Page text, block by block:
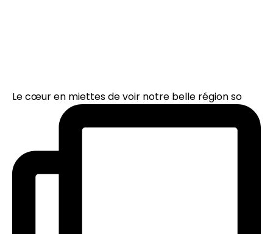
Le cœur en miettes de voir notre belle région so